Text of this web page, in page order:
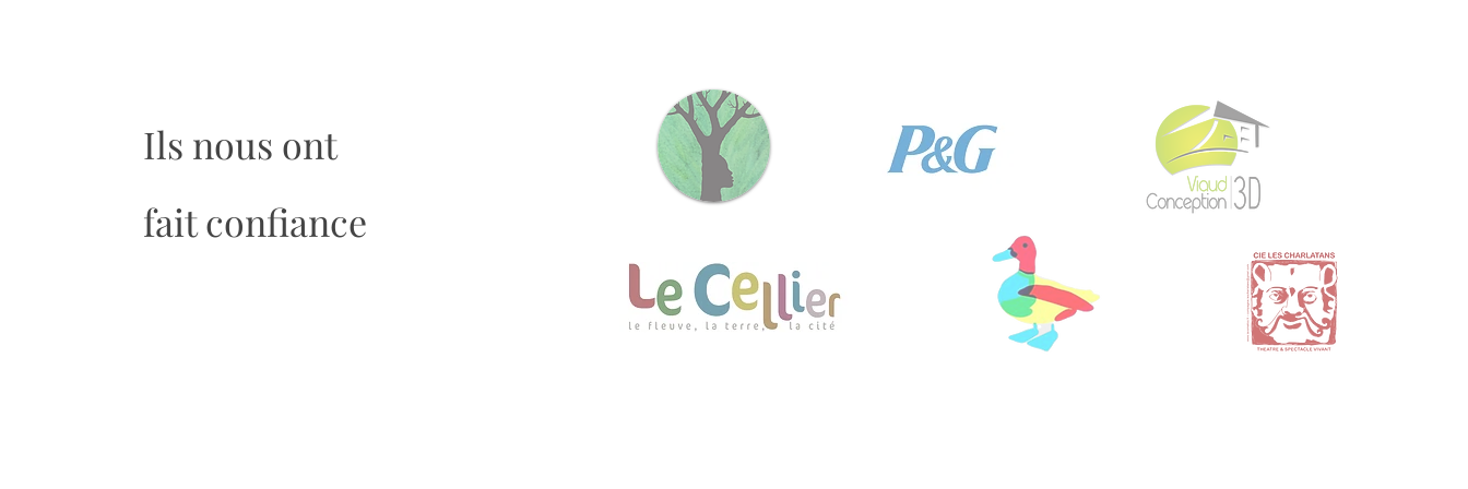
Ils nous ont
fait confiance